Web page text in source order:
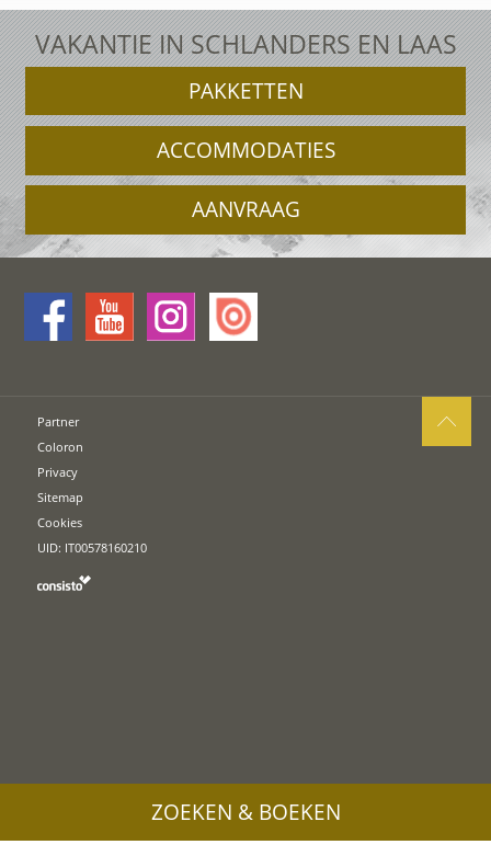
VAKANTIE IN SCHLANDERS EN LAAS
PAKKETTEN
ACCOMMODATIES
AANVRAAG
Partner
Coloron
Privacy
Sitemap
Cookies
UID: IT00578160210
ZOEKEN & BOEKEN